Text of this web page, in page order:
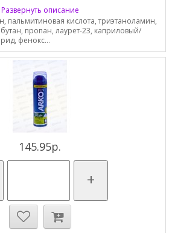
Развернуть описание
пальмитиновая кислота, триэтаноламин,
пропан, лаурет-23, каприловый/
фенокс...
145.95р.
+